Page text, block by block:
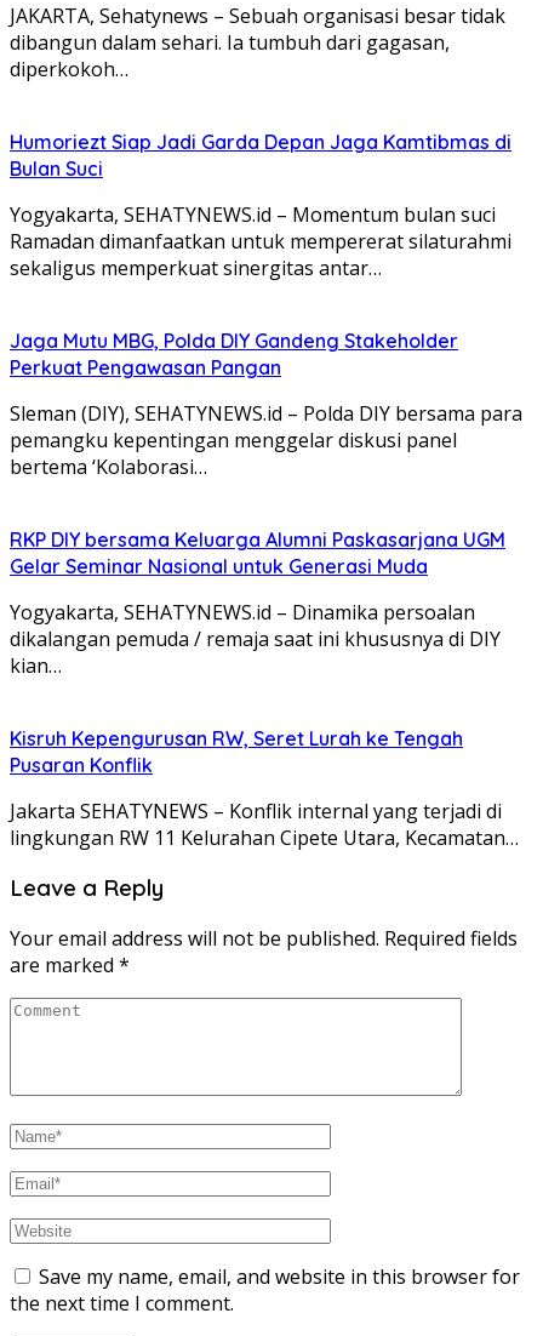
JAKARTA, Sehatynews – Sebuah organisasi besar tidak
dibangun dalam sehari. Ia tumbuh dari gagasan,
diperkokoh…
Humoriezt Siap Jadi Garda Depan Jaga Kamtibmas di
Bulan Suci
Yogyakarta, SEHATYNEWS.id – Momentum bulan suci
Ramadan dimanfaatkan untuk mempererat silaturahmi
sekaligus memperkuat sinergitas antar…
Jaga Mutu MBG, Polda DIY Gandeng Stakeholder
Perkuat Pengawasan Pangan
Sleman (DIY), SEHATYNEWS.id – Polda DIY bersama para
pemangku kepentingan menggelar diskusi panel
bertema ‘Kolaborasi…
RKP DIY bersama Keluarga Alumni Paskasarjana UGM
Gelar Seminar Nasional untuk Generasi Muda
Yogyakarta, SEHATYNEWS.id – Dinamika persoalan
dikalangan pemuda / remaja saat ini khususnya di DIY
kian…
Kisruh Kepengurusan RW, Seret Lurah ke Tengah
Pusaran Konflik
Jakarta SEHATYNEWS – Konflik internal yang terjadi di
lingkungan RW 11 Kelurahan Cipete Utara, Kecamatan…
Leave a Reply
Your email address will not be published. Required fields
are marked *
Save my name, email, and website in this browser for
the next time I comment.